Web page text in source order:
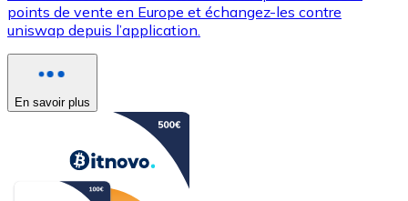
points de vente en Europe et échangez-les contre
uniswap depuis l’application.
En savoir plus